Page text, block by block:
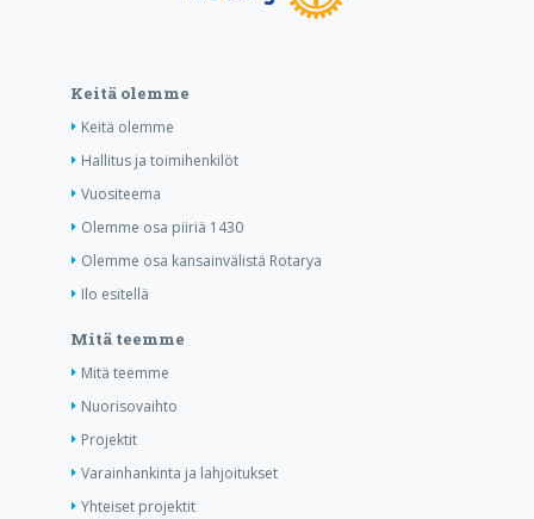
Keitä olemme
Keitä olemme
Hallitus ja toimihenkilöt
Vuositeema
Olemme osa piiriä 1430
Olemme osa kansainvälistä Rotarya
Ilo esitellä
Mitä teemme
Mitä teemme
Nuorisovaihto
Projektit
Varainhankinta ja lahjoitukset
Yhteiset projektit